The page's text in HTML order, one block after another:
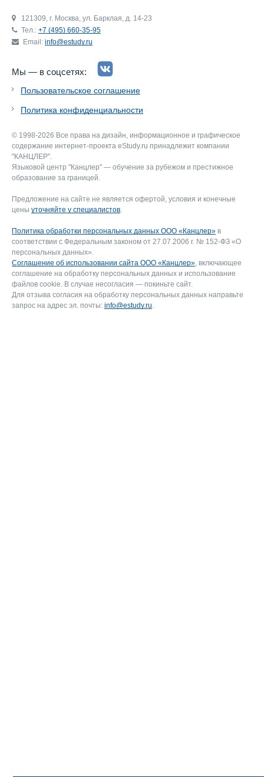
121309, г. Москва, ул. Барклая, д. 14-23
Тел.: +7 (495) 660-35-95
Email: info@estudy.ru
Мы — в соцсетях:
Пользовательское соглашение
Политика конфиденциальности
© 1998-2026 Все права на дизайн, информационное и графическое
содержание интернет-проекта eStudy.ru принадлежит компании
"КАНЦЛЕР".
Языковой центр "Канцлер" — обучение за рубежом и престижное
образование за границей.
Предложение на сайте не является офертой, условия и конечные
цены уточняйте у специалистов.
Политика обработки персональных данных ООО «Канцлер» в
соответствии с Федеральным законом от 27.07.2006 г. № 152-ФЗ «О
персональных данных».
Соглашение об использовании сайта ООО «Канцлер», включающее
соглашение на обработку персональных данных и использование
файлов cookie. В случае несогласия — покиньте сайт.
Для отзыва согласия на обработку персональных данных направьте
запрос на адрес эл. почты: info@estudy.ru.